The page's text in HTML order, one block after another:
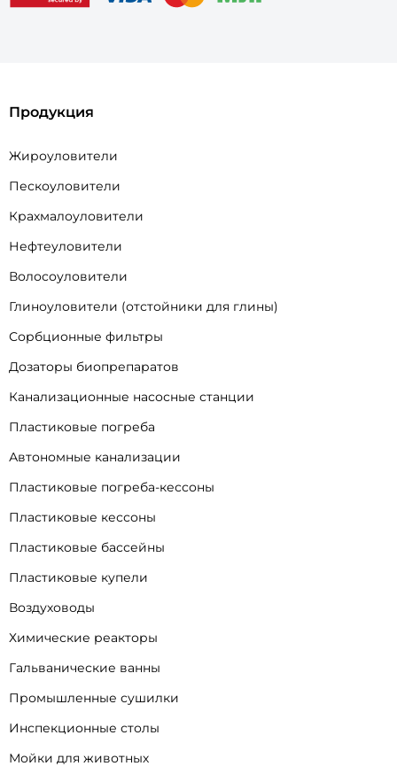
Продукция
Жироуловители
Пескоуловители
Крахмалоуловители
Нефтеуловители
Волосоуловители
Глиноуловители (отстойники для глины)
Сорбционные фильтры
Дозаторы биопрепаратов
Канализационные насосные станции
Пластиковые погреба
Автономные канализации
Пластиковые погреба-кессоны
Пластиковые кессоны
Пластиковые бассейны
Пластиковые купели
Воздуховоды
Химические реакторы
Гальванические ванны
Промышленные сушилки
Инспекционные столы
Мойки для животных